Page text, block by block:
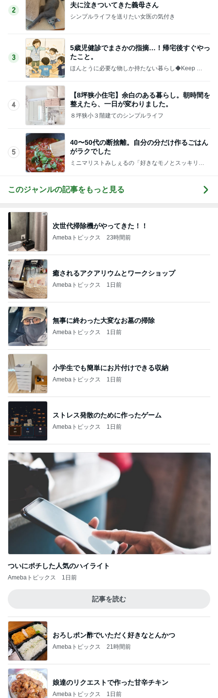
2
夫に泣きついてきた義母さん
シンプルライフを送りたい女医の気付き
3
5歳児健診でまさかの指摘…！帰宅後すぐやっ
たこと。
ほんとうに必要な物しか持たない暮らし◆Keep Lif
4
【8坪狭小住宅】余白のある暮らし。朝時間を
整えたら、一日が変わりました。
８坪狭小３階建てのシンプルライフ
5
40〜50代の断捨離。自分の分だけ作るごはん
がラクでした
ミニマリストみしぇるの「好きなモノとスッキリ暮
このジャンルの記事をもっと見る
次世代掃除機がやってきた！！
Amebaトピックス 23時間前
癒されるアクアリウムとワークショップ
Amebaトピックス 1日前
無事に終わった大変なお墓の掃除
Amebaトピックス 1日前
小学生でも簡単にお片付けできる収納
Amebaトピックス 1日前
ストレス発散のために作ったゲーム
Amebaトピックス 1日前
ついにポチした人気のハイライト
Amebaトピックス 1日前
記事を読む
おろしポン酢でいただく好きなとんかつ
Amebaトピックス 21時間前
娘達のリクエストで作った甘辛チキン
Amebaトピックス 1日前